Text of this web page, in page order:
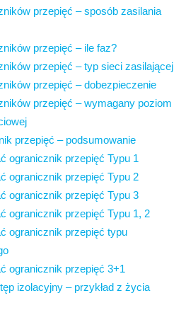
przepięć – sposób zasilania
przepięć – ile faz?
przepięć – typ sieci zasilającej
przepięć – dobezpieczenie
przepięć – wymagany poziom
przepięć – podsumowanie
ogranicznik przepięć Typu 1
ogranicznik przepięć Typu 2
ogranicznik przepięć Typu 3
ogranicznik przepięć Typu 1, 2
ogranicznik przepięć typu
ogranicznik przepięć 3+1
izolacyjny – przykład z życia